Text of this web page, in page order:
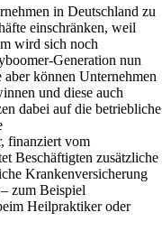
in Deutschland zu
einschränken, weil
wird sich noch
Generation nun
können Unternehmen
und diese auch
dabei auf die betriebliche
finanziert vom
Beschäftigten zusätzliche
Krankenversicherung
zum Beispiel
Heilpraktiker oder